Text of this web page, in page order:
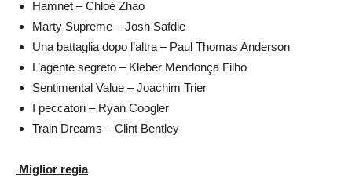
Hamnet – Chloé Zhao
Marty Supreme – Josh Safdie
Una battaglia dopo l’altra – Paul Thomas Anderson
L’agente segreto – Kleber Mendonça Filho
Sentimental Value – Joachim Trier
I peccatori – Ryan Coogler
Train Dreams – Clint Bentley
Miglior regia